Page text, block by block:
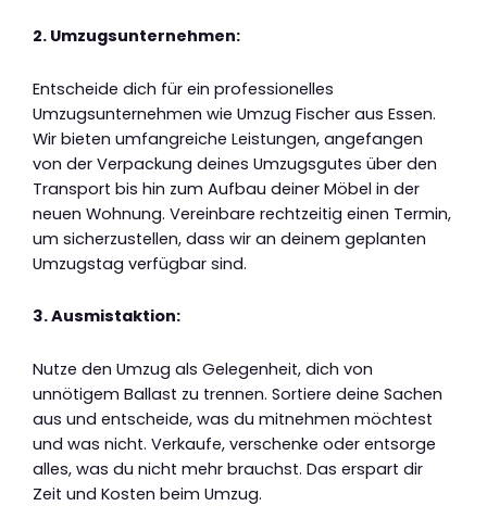
2. Umzugsunternehmen:
Entscheide dich für ein professionelles
Umzugsunternehmen wie Umzug Fischer aus Essen.
Wir bieten umfangreiche Leistungen, angefangen
von der Verpackung deines Umzugsgutes über den
Transport bis hin zum Aufbau deiner Möbel in der
neuen Wohnung. Vereinbare rechtzeitig einen Termin,
um sicherzustellen, dass wir an deinem geplanten
Umzugstag verfügbar sind.
3. Ausmistaktion:
Nutze den Umzug als Gelegenheit, dich von
unnötigem Ballast zu trennen. Sortiere deine Sachen
aus und entscheide, was du mitnehmen möchtest
und was nicht. Verkaufe, verschenke oder entsorge
alles, was du nicht mehr brauchst. Das erspart dir
Zeit und Kosten beim Umzug.